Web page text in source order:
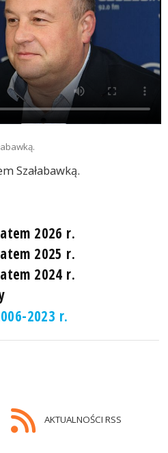
Szałabawką.
2026 r.
2025 r.
2024 r.
2023 r.
AKTUALNOŚCI RSS